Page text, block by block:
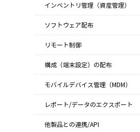
インベントリ管理（資産管理）
ソフトウェア配布
リモート制御
構成（端末設定）の配布
モバイルデバイス管理（MDM）
レポート/データのエクスポート
他製品との連携/API